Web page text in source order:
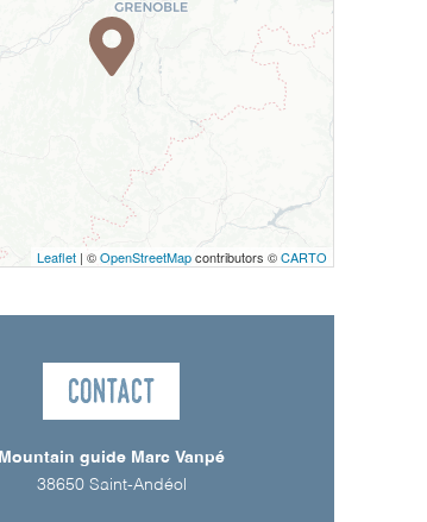
Leaflet | ©OpenStreetMapcontributors ©CARTO
Contact
Mountain guide Marc Vanpé
38650 Saint-Andéol